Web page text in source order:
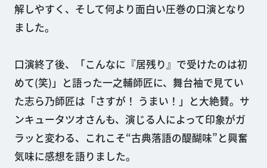
解しやすく、そして何より面白い圧巻の口演となり
ました。
口演終了後、「こんなに『居残り』で受けたのは初
めて(笑)」と語った一之輔師匠に、舞台袖で見てい
た志ら乃師匠は「さすが！ うまい！」と大絶賛。サ
ンキュータツオさんも、演じる人によって印象がガ
ラッと変わる、これこそ“古典落語の醍醐味”と興奮
気味に感想を語りました。